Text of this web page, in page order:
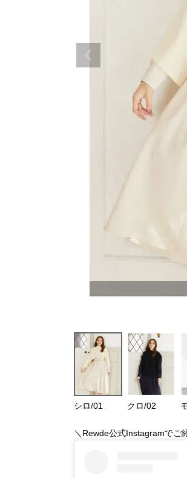
シロ/01 クロ/02
＼Rewde公式Instagramでご